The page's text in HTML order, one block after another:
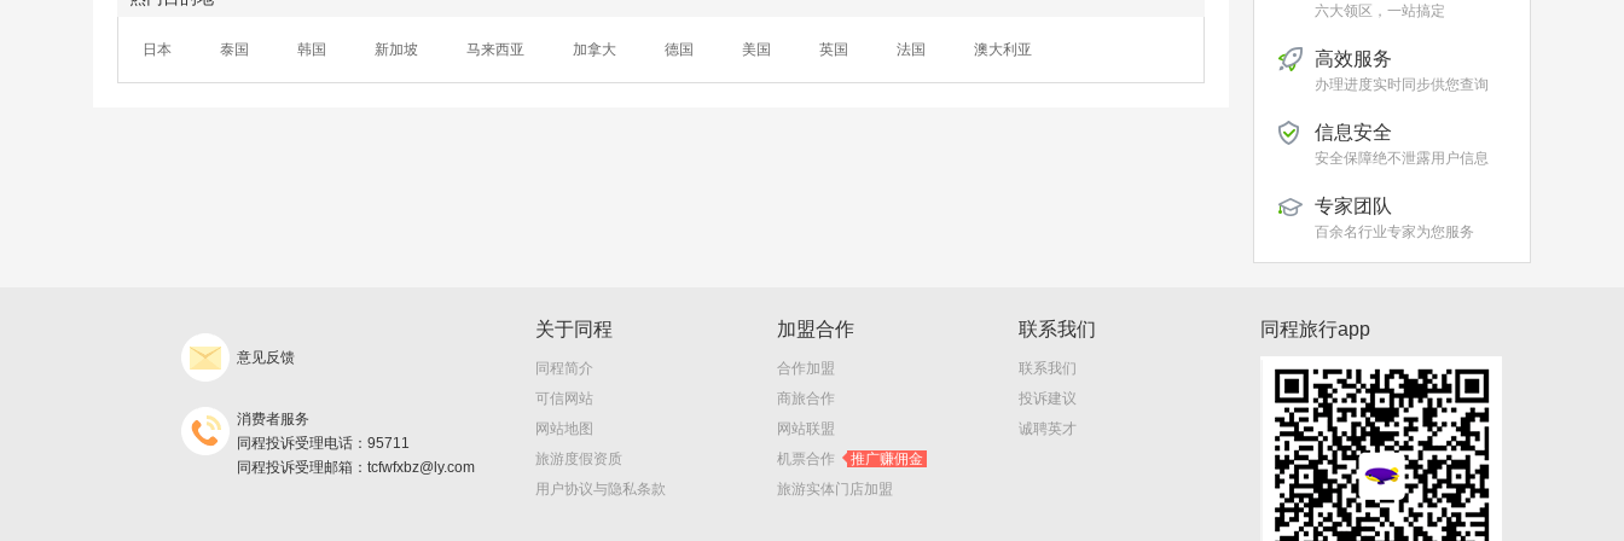
日本 泰国 韩国 新加坡 马来西亚 加拿大 德国 美国 英国 法国 澳大利亚
六大领区，一站搞定
高效服务
办理进度实时同步供您查询
信息安全
安全保障绝不泄露用户信息
专家团队
百余名行业专家为您服务
意见反馈
消费者服务
同程投诉受理电话：95711
同程投诉受理邮箱：tcfwfxbz@ly.com
关于同程
同程简介
可信网站
网站地图
旅游度假资质
用户协议与隐私条款
加盟合作
合作加盟
商旅合作
网站联盟
机票合作
推广赚佣金
旅游实体门店加盟
联系我们
联系我们
投诉建议
诚聘英才
同程旅行app